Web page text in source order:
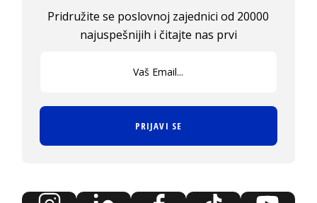
Pridružite se poslovnoj zajednici od 20000
najuspešnijih i čitajte nas prvi
PRIJAVI SE